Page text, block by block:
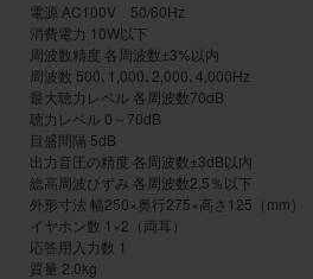
電源 AC100V　50/60Hz
消費電力 10W以下
周波数精度 各周波数±3%以内
周波数 500､1,000､2,000､4,000Hz
最大聴力レベル 各周波数70dB
聴力レベル 0～70dB
目盛間隔 5dB
出力音圧の精度 各周波数±3dB以内
総高周波ひずみ 各周波数2.5％以下
外形寸法 幅250×奥行275×高さ125（mm）
イヤホン数 1×2（両耳）
応答用入力数 1
質量 2.0kg